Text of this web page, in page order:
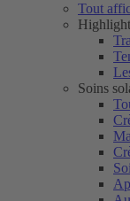
Tout
Soins